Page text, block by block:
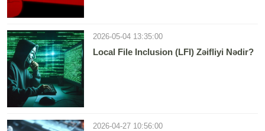
2026-05-04 13:35:00
Local File Inclusion (LFI) Zəifliyi Nədir?
2026-04-27 10:56:00